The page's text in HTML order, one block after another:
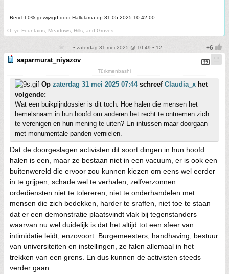
Bericht 0% gewijzigd door Hallulama op 31-05-2025 10:42:00
O, ye Fountains, Meadows, Hills, and Groves
• zaterdag 31 mei 2025 @ 10:49 • 12
saparmurat_niyazov
Türkmenbashi
Op zaterdag 31 mei 2025 07:44schreef Claudia_x het
volgende:
Wat een buikpijndossier is dit toch. Hoe halen die mensen het
hemelsnaam in hun hoofd om anderen het recht te ontnemen zich
te verenigen en hun mening te uiten? En intussen maar doorgaan
met monumentale panden vernielen.
Dat de doorgeslagen activisten dit soort dingen in hun hoofd
halen is een, maar ze bestaan niet in een vacuum, er is ook een
buitenwereld die ervoor zou kunnen kiezen om eens wel eerder
in te grijpen, schade wel te verhalen, zelfverzonnen
ordediensten niet te tolereren, niet te onderhandelen met
mensen die zich bedekken, harder te sraffen, niet toe te staan
dat er een demonstratie plaatsvindt vlak bij tegenstanders
waarvan nu wel duidelijk is dat het altijd tot een sfeer van
intimidatie leidt, enzovoort. Burgemeesters, handhaving, bestuur
van universiteiten en instellingen, ze falen allemaal in het
trekken van een grens. En dus kunnen de activisten steeds
verder gaan.